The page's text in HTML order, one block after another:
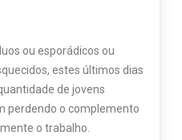
ou esporádicos ou
estes últimos dias
de jovens
perdendo o complemento
o trabalho.